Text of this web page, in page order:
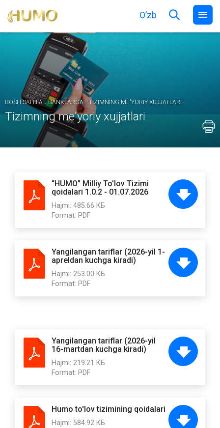
O’zb
BOSH SAHIFA . BANKLARGA . TIZIMNING ME'YORIY XUJJATLARI
Tizimning me'yoriy xujjatlari
“HUMO” Milliy To'lov Tizimi
qoidalari 1.0.2 - 01.07.2026
Hajmi: 485.66 КБ
Format: PDF
Yangilangan tariflar (2026-yil 1-
apreldan kuchga kiradi)
Hajmi: 253.00 КБ
Format: PDF
Yangilangan tariflar (2026-yil
16-martdan kuchga kiradi)
Hajmi: 219.21 КБ
Format: PDF
Humo to'lov tizimining qoidalari
Hajmi: 584.92 КБ